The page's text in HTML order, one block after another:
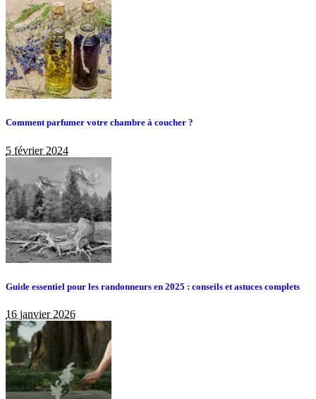
Comment parfumer votre chambre à coucher ?
5 février 2024
Guide essentiel pour les randonneurs en 2025 : conseils et astuces complets
16 janvier 2026